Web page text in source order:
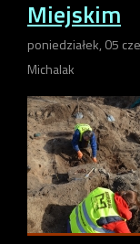
Miejskim
poniedziałek, 05
Michalak